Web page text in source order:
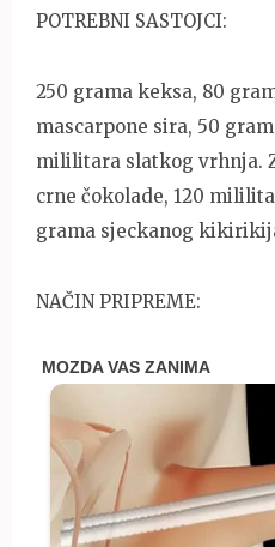
POTREBNI SASTOJCI:
250 grama keksa, 80
mascarpone sira, 50
mililitara slatkog vrhnja.
crne čokolade, 120
grama sjeckanog
NAČIN PRIPREME: